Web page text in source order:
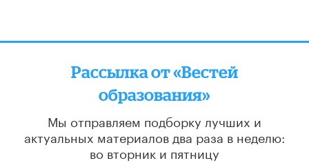
Рассылка от «Вестей
образования»
Мы отправляем подборку лучших и
актуальных материалов два раза в неделю:
во вторник и пятницу